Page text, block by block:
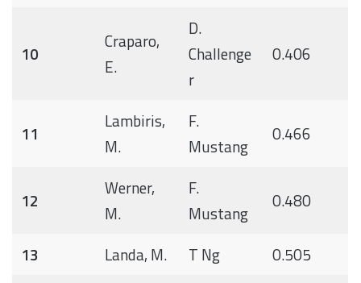
10
Craparo,
E.
D.
Challenge
r
0.406
11
Lambiris,
M.
F.
Mustang
0.466
12
Werner,
M.
F.
Mustang
0.480
13 Landa, M. T Ng
0.505